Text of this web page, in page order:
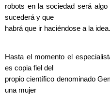
robots en la sociedad será
sucederá y que
habrá que ir haciéndose a la idea.
Hasta el momento el
es copia fiel del
propio científico denominado
una mujer